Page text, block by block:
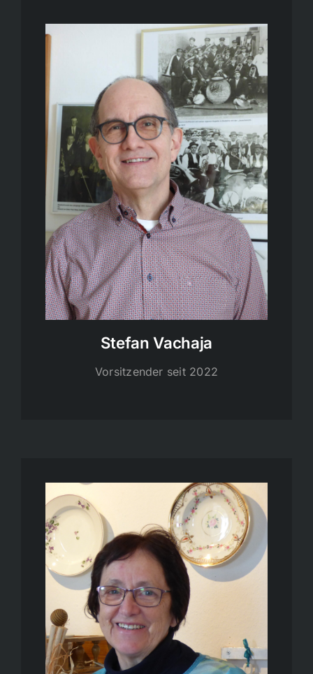
Stefan Vachaja
Vorsitzender seit 2022